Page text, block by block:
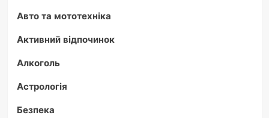
Авто та мототехніка
Активний відпочинок
Алкоголь
Астрологія
Безпека